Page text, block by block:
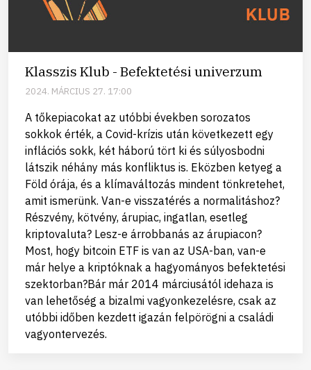
Klasszis Klub - Befektetési univerzum
2024. MÁRCIUS 27. 17:00
A tőkepiacokat az utóbbi években sorozatos
sokkok érték, a Covid-krízis után következett egy
inflációs sokk, két háború tört ki és súlyosbodni
látszik néhány más konfliktus is. Eközben ketyeg a
Föld órája, és a klímaváltozás mindent tönkretehet,
amit ismerünk. Van-e visszatérés a normalitáshoz?
Részvény, kötvény, árupiac, ingatlan, esetleg
kriptovaluta? Lesz-e árrobbanás az árupiacon?
Most, hogy bitcoin ETF is van az USA-ban, van-e
már helye a kriptóknak a hagyományos befektetési
szektorban?Bár már 2014 márciusától idehaza is
van lehetőség a bizalmi vagyonkezelésre, csak az
utóbbi időben kezdett igazán felpörögni a családi
vagyontervezés.